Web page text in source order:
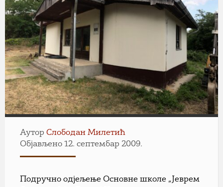
Аутор Слободан Милетић
Објављено 12. септембар 2009.
Подручно одјељење Основне школе „Јеврем